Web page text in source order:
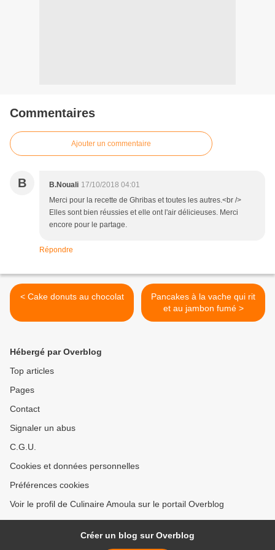
Commentaires
Ajouter un commentaire
B B.Nouali 17/10/2018 04:01
Merci pour la recette de Ghribas et toutes les autres.<br />
Elles sont bien réussies et elle ont l'air délicieuses. Merci
encore pour le partage.
Répondre
< Cake donuts au chocolat
Pancakes à la vache qui rit
et au jambon fumé >
Hébergé par Overblog
Top articles
Pages
Contact
Signaler un abus
C.G.U.
Cookies et données personnelles
Préférences cookies
Voir le profil de Culinaire Amoula sur le portail Overblog
Créer un blog sur Overblog